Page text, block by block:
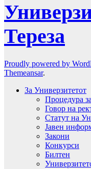
Тереза
Proudly powered by
Themeansar.
За Универзитетот
Процедура
Говор на
Статут на
Јавен
Закони
Конкурси
Билтен